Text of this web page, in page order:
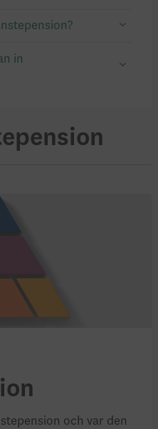
in
och var den